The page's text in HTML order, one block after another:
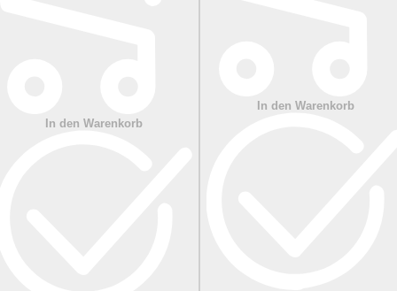
In den Warenkorb
In den Warenkorb